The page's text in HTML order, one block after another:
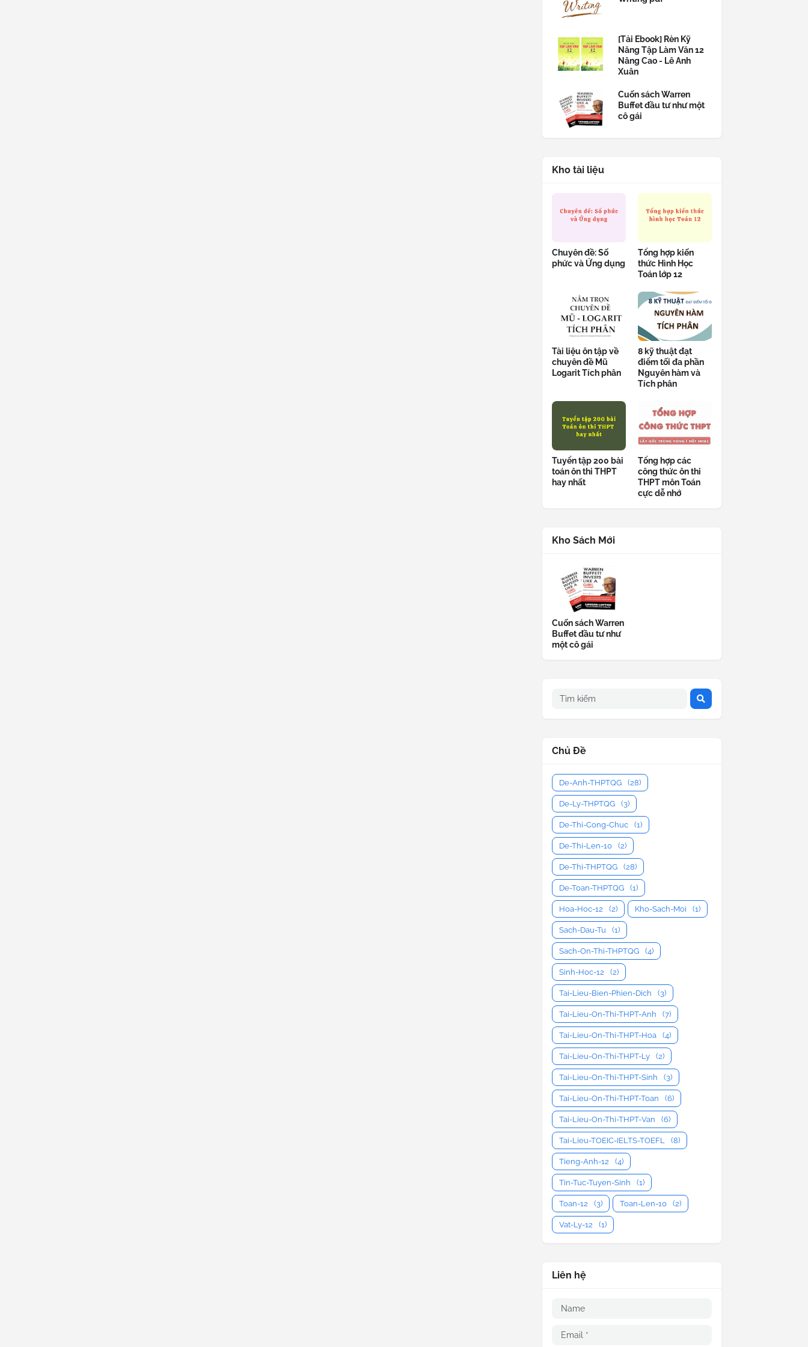
[Tải Ebook] Rèn Kỹ
Năng Tập Làm Văn 12
Nâng Cao - Lê Anh
Xuân
Cuốn sách Warren
Buffet đầu tư như một
cô gái
Kho tài liệu
Chuyên đề: Số
phức và Ứng dụng
Tổng hợp kiến
thức Hình Học
Toán lớp 12
Tài liệu ôn tập về
chuyên đề Mũ
Logarit Tích phân
8 kỹ thuật đạt
điểm tối đa phần
Nguyên hàm và
Tích phân
Tuyển tập 200 bài
toán ôn thi THPT
hay nhất
Tổng hợp các
công thức ôn thi
THPT môn Toán
cực dễ nhớ
Kho Sách Mới
Cuốn sách Warren
Buffet đầu tư như
một cô gái
Chủ Đề
De-Anh-THPTQG (28)
De-Ly-THPTQG (3)
De-Thi-Cong-Chuc (1)
De-Thi-Len-10 (2)
De-Thi-THPTQG (28)
De-Toan-THPTQG (1)
Hoa-Hoc-12 (2) Kho-Sach-Moi (1)
Sach-Dau-Tu (1)
Sach-On-Thi-THPTQG (4)
Sinh-Hoc-12 (2)
Tai-Lieu-Bien-Phien-Dich (3)
Tai-Lieu-On-Thi-THPT-Anh (7)
Tai-Lieu-On-Thi-THPT-Hoa (4)
Tai-Lieu-On-Thi-THPT-Ly (2)
Tai-Lieu-On-Thi-THPT-Sinh (3)
Tai-Lieu-On-Thi-THPT-Toan (6)
Tai-Lieu-On-Thi-THPT-Van (6)
Tai-Lieu-TOEIC-IELTS-TOEFL (8)
Tieng-Anh-12 (4)
Tin-Tuc-Tuyen-Sinh (1)
Toan-12 (3) Toan-Len-10 (2)
Vat-Ly-12 (1)
Liên hệ